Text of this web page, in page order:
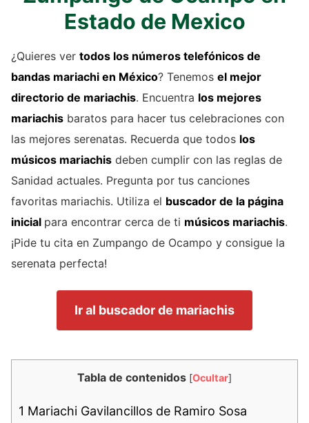
Estado de Mexico
¿Quieres ver todos los números telefónicos de
bandas mariachi en México? Tenemos el mejor
directorio de mariachis. Encuentra los mejores
mariachis baratos para hacer tus celebraciones con
las mejores serenatas. Recuerda que todos los
músicos mariachis deben cumplir con las reglas de
Sanidad actuales. Pregunta por tus canciones
favoritas mariachis. Utiliza el buscador de la página
inicial para encontrar cerca de ti músicos mariachis.
¡Pide tu cita en Zumpango de Ocampo y consigue la
serenata perfecta!
Ir al buscador de mariachis
Tabla de contenidos [Ocultar]
1 Mariachi Gavilancillos de Ramiro Sosa